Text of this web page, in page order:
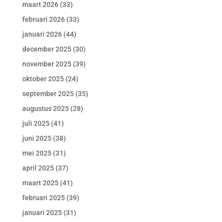
maart 2026(33)
februari 2026(33)
januari 2026(44)
december 2025(30)
november 2025(39)
oktober 2025(24)
september 2025(35)
augustus 2025(28)
juli 2025(41)
juni 2025(38)
mei 2025(31)
april 2025(37)
maart 2025(41)
februari 2025(39)
januari 2025(31)